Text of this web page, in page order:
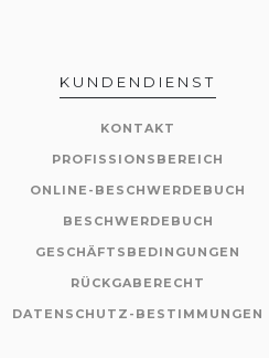
KUNDENDIENST
KONTAKT
PROFISSIONSBEREICH
ONLINE-BESCHWERDEBUCH
BESCHWERDEBUCH
GESCHÄFTSBEDINGUNGEN
RÜCKGABERECHT
DATENSCHUTZ-BESTIMMUNGEN